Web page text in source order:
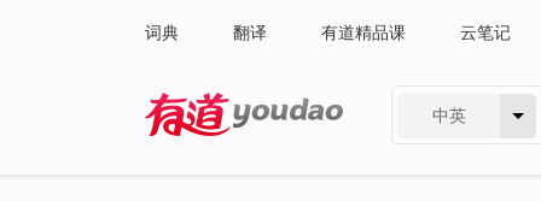
词典 翻译 有道精品课 云笔记
中英